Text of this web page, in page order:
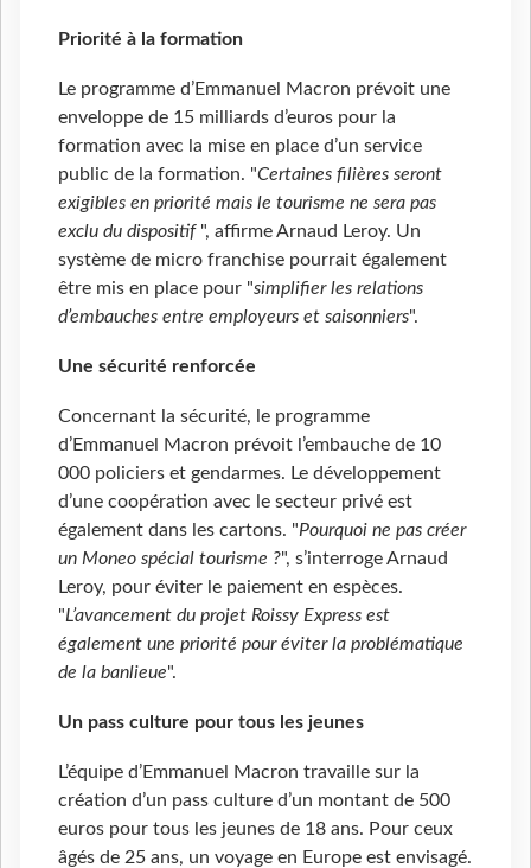
Priorité à la formation
Le programme d’Emmanuel Macron prévoit une
enveloppe de 15 milliards d’euros pour la
formation avec la mise en place d’un service
public de la formation. "Certaines filières seront
exigibles en priorité mais le tourisme ne sera pas
exclu du dispositif ", affirme Arnaud Leroy. Un
système de micro franchise pourrait également
être mis en place pour "simplifier les relations
d’embauches entre employeurs et saisonniers".
Une sécurité renforcée
Concernant la sécurité, le programme
d’Emmanuel Macron prévoit l’embauche de 10
000 policiers et gendarmes. Le développement
d’une coopération avec le secteur privé est
également dans les cartons. "Pourquoi ne pas créer
un Moneo spécial tourisme ?", s’interroge Arnaud
Leroy, pour éviter le paiement en espèces.
"L’avancement du projet Roissy Express est
également une priorité pour éviter la problématique
de la banlieue".
Un pass culture pour tous les jeunes
L’équipe d’Emmanuel Macron travaille sur la
création d’un pass culture d’un montant de 500
euros pour tous les jeunes de 18 ans. Pour ceux
âgés de 25 ans, un voyage en Europe est envisagé.